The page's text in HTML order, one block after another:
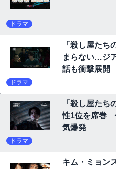
ドラマ
「殺し屋たち
まらない…ジ
話も衝撃展開
ドラマ
「殺し屋たち
性1位を席巻
気爆発
ドラマ
キム・ミョン